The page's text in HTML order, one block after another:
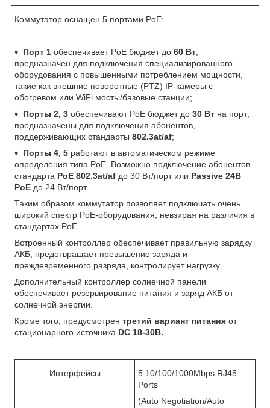
Коммутатор оснащен 5 портами PoE:
Порт 1 обеспечивает PoE бюджет до 60 Вт;
предназначен для подключения специализированного
оборудования с повышенными потреблением мощности,
такие как внешние поворотные (PTZ) IP-камеры с
обогревом или WiFi мосты/базовые станции;
Порты 2, 3 обеспечивают PoE бюджет до 30 Вт на порт;
предназначены для подключения абонентов,
поддерживающих стандарты 802.3at/af;
Порты 4, 5 работают в автоматическом режиме
определения типа PoE. Возможно подключение абонентов
стандарта PoE 802.3at/af до 30 Вт/порт или Passive 24В
PoE до 24 Вт/порт.
Таким образом коммутатор позволяет подключать очень
широкий спектр PoE-оборудования, невзирая на различия в
стандартах PoE.
Встроенный контроллер обеспечивает правильную зарядку
АКБ, предотвращает превышение заряда и
преждевременного разряда, контролирует нагрузку.
Дополнительный контроллер солнечной панели
обеспечивает резервирование питания и заряд АКБ от
солнечной энергии.
Кроме того, предусмотрен третий вариант питания от
стационарного источника DC 18-30В.
Интерфейсы
5 10/100/1000Mbps RJ45
Ports
(Auto Negotiation/Auto